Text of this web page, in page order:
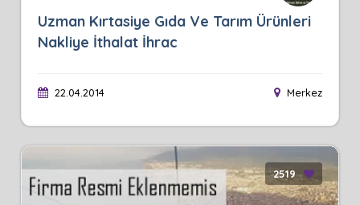
Uzman Kırtasiye Gıda Ve Tarım Ürünleri
Nakliye İthalat İhrac
22.04.2014 Merkez
2519